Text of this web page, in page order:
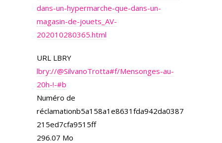
dans-un-hypermarche-que-dans-un-
magasin-de-jouets_AV-
202010280365.html
URL LBRY
lbry://@SilvanoTrotta#f/Mensonges-au-
20h-!-#b
Numéro de
réclamationb5a158a1e8631fda942da0387
215ed7cfa9515ff
296.07 Mo